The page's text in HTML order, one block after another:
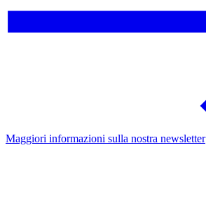
Maggiori informazioni sulla nostra newsletter